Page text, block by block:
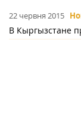
22 червня 2015
В Кыргызстане